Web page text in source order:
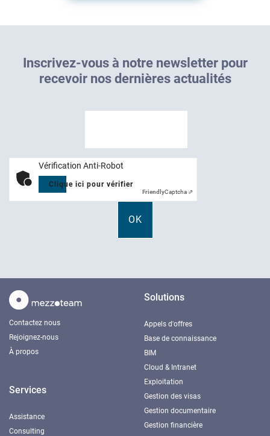
Inscrivez-vous à notre newsl etter pour
recevoir nos dernières actua ités
Vérification Anti-Robot
Clique ici pour vérifier
FriendlyCaptcha ⇗
Contactez nous
Rejoignez-nous
À propos
Services
Assistance
Consulting
Solutions
Appels d'offres
Base de connaissance
BIM
Cloud & Intranet
Exploitation
Gestion des visas
Gestion documentaire
Gestion financière